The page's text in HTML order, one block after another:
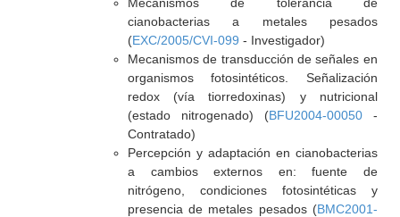
cianobacterias a metales pesados
(EXC/2005/CVI-099 - Investigador)
Mecanismos de transducción de señales en
organismos fotosintéticos. Señalización
redox (vía tiorredoxinas) y nutricional
(estado nitrogenado) (BFU2004-00050-
Contratado)
Percepción y adaptación en cianobacterias
a cambios externos en: fuente de
nitrógeno, condiciones fotosintéticas y
presencia de metales pesados (BMC2001-